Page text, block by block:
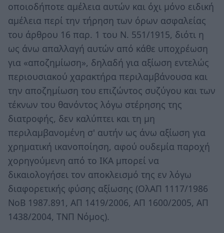
οποιοδήποτε αμέλεια αυτών και όχι μόνο ειδική
αμέλεια περί την τήρηση των όρων ασφαλείας
του άρθρου 16 παρ. 1 του Ν. 551/1915, διότι η
ως άνω απαλλαγή αυτών από κάθε υποχρέωση
για «αποζημίωση», δηλαδή για αξίωση εντελώς
περιουσιακού χαρακτήρα περιλαμβάνουσα και
την αποζημίωση του επιζώντος συζύγου και των
τέκνων του θανόντος λόγω στέρησης της
διατροφής, δεν καλύπτει και τη μη
περιλαμβανομένη σ' αυτήν ως άνω αξίωση για
χρηματική ικανοποίηση, αφού ουδεμία παροχή
χορηγούμενη από το ΙΚΑ μπορεί να
δικαιολογήσει τον αποκλεισμό της εν λόγω
διαφορετικής φύσης αξίωσης (ΟλΑΠ 1117/1986
ΝοΒ 1987.891, ΑΠ 1419/2006, ΑΠ 1600/2005, ΑΠ
1438/2004, ΤΝΠ Νόμος).